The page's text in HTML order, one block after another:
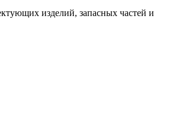
изделий, запасных частей и